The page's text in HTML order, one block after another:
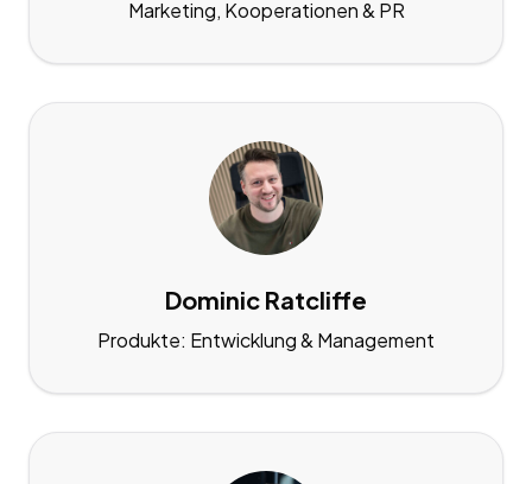
Marketing, Kooperationen & PR
Dominic Ratcliffe
Produkte: Entwicklung & Management